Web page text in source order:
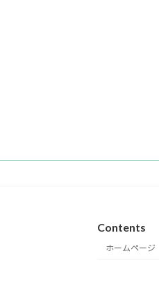
Contents
ホームページ